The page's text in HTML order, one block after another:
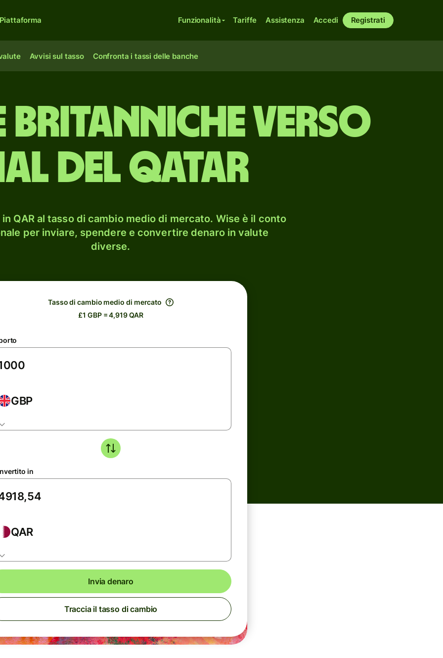
Funzionalità Tariffe Assistenza Accedi Registrati
Avvisi sul tasso Confronta i tassi delle banche
britanniche verso
del Qatar
QAR al tasso di cambio medio di mercato. Wise è il conto
per inviare, spendere e convertire denaro in valute
diverse.
Tasso di cambio medio di mercato
£1 GBP = 4,919 QAR
GBP
in
QAR
Invia denaro
Traccia il tasso di cambio